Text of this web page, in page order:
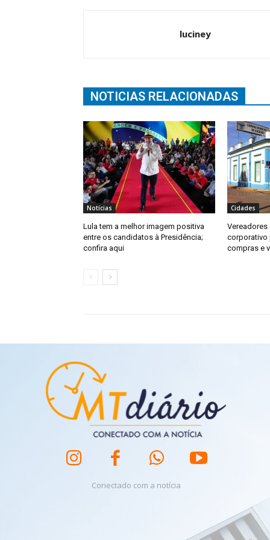
luciney
NOTICIAS RELACIONADAS
Notícias
Lula tem a melhor imagem positiva
entre os candidatos à Presidência;
confira aqui
Cidades
Vereadores
corporativo
compras e
Conectado com a notícia